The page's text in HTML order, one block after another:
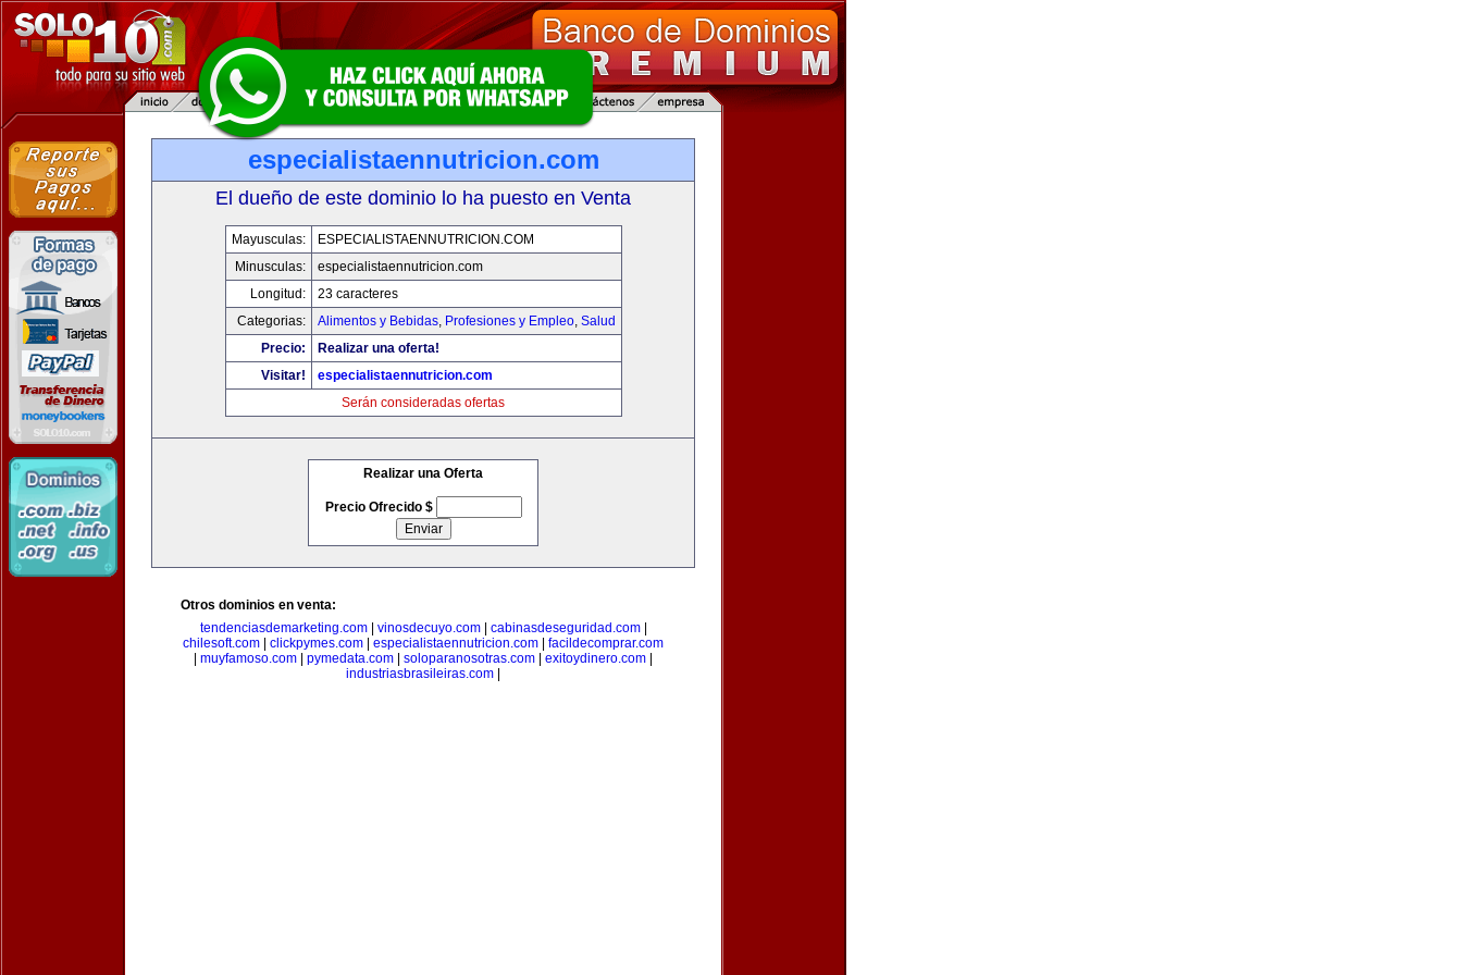
especialistaennutricion.com
El dueño de este dominio lo ha puesto en Venta
Mayusculas:
ESPECIALISTAENNUTRICION.COM
Minusculas:
especialistaennutricion.com
Longitud:
23 caracteres
Categorias:
Alimentos y Bebidas, Profesiones y Empleo, Salud
Precio:
Realizar una oferta!
Visitar!
especialistaennutricion.com
Serán consideradas ofertas
Realizar una Oferta
Precio Ofrecido $
Otros dominios en venta:
tendenciasdemarketing.com| vinosdecuyo.com| cabinasdeseguridad.com|
chilesoft.com
clickpymes.com especialistaennutricion.com
facildecomprar.com
muyfamoso.com pymedata.com soloparanosotras.com exitoydinero.com
industriasbrasileiras.com